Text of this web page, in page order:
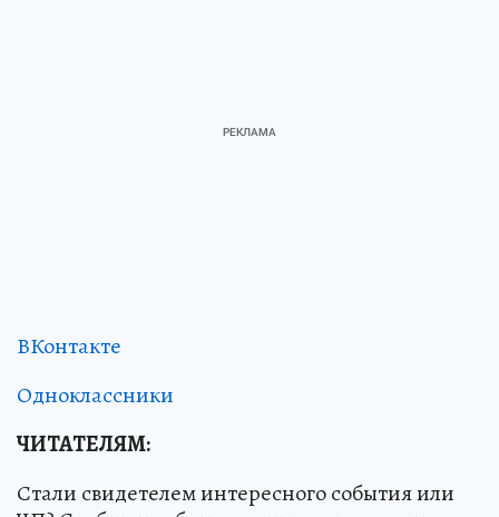
ВКонтакте
Одноклассники
ЧИТАТЕЛЯМ:
Стали свидетелем интересного события или